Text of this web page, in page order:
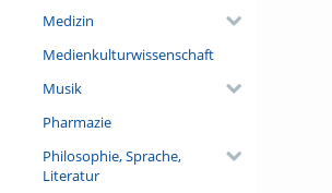
Medizin
Medienkulturwissenschaft
Musik
Pharmazie
Philosophie, Sprache,
Literatur